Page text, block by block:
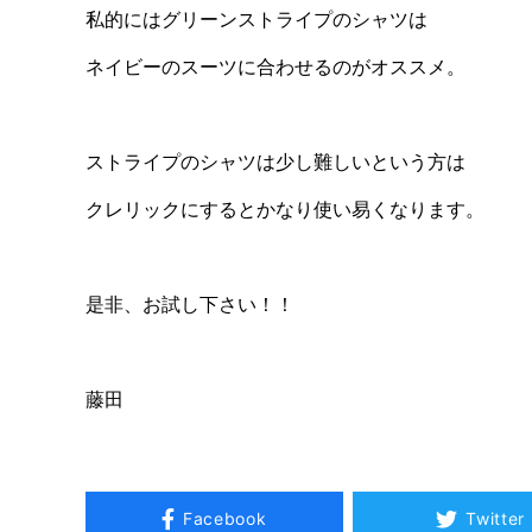
私的にはグリーンストライプのシャツは
ネイビーのスーツに合わせるのがオススメ。
ストライプのシャツは少し難しいという方は
クレリックにするとかなり使い易くなります。
是非、お試し下さい！！
藤田
Facebook Twitter